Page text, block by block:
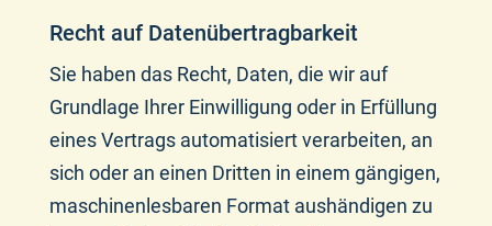
Recht auf Daten­übertrag­barkeit
Sie haben das Recht, Daten, die wir auf
Grundlage Ihrer Einwilligung oder in Erfüllung
eines Vertrags automatisiert verarbeiten, an
sich oder an einen Dritten in einem gängigen,
maschinenlesbaren Format aushändigen zu